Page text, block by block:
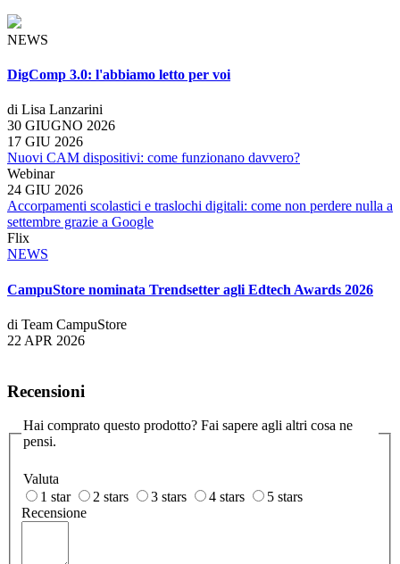
NEWS
DigComp 3.0: l'abbiamo letto per voi
di Lisa Lanzarini
30 GIUGNO 2026
17 GIU 2026
Nuovi CAM dispositivi: come funzionano davvero?
Webinar
24 GIU 2026
Accorpamenti scolastici e traslochi digitali: come non perdere nulla a
settembre grazie a Google
Flix
NEWS
CampuStore nominata Trendsetter agli Edtech Awards 2026
di Team CampuStore
22 APR 2026
Recensioni
Hai comprato questo prodotto? Fai sapere agli altri cosa ne
pensi.
Valuta
1 star
2 stars 3 stars 4 stars
5 stars
Recensione